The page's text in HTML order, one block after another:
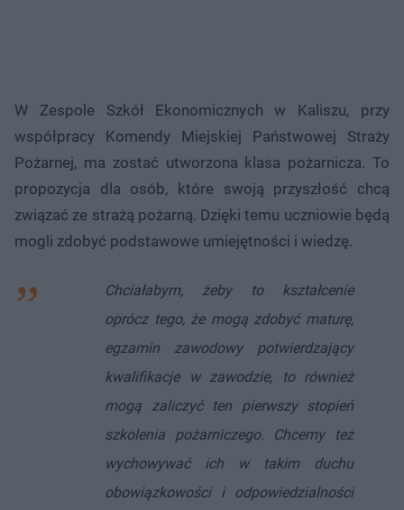
W Zespole Szkół Ekonomicznych w Kaliszu, przy
współpracy Komendy Miejskiej Państwowej Straży
Pożarnej, ma zostać utworzona klasa pożarnicza. To
propozycja dla osób, które swoją przyszłość chcą
związać ze strażą pożarną. Dzięki temu uczniowie będą
mogli zdobyć podstawowe umiejętności i wiedzę.
Chciałabym, żeby to kształcenie
oprócz tego, że mogą zdobyć maturę,
egzamin zawodowy potwierdzający
kwalifikacje w zawodzie, to również
mogą zaliczyć ten pierwszy stopień
szkolenia pożarniczego. Chcemy też
wychowywać ich w takim duchu
obowiązkowości i odpowiedzialności